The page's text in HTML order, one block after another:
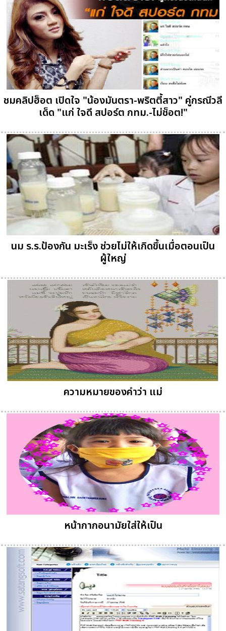
ชมคลิปฮ็อต เปิดใจ "น้องมันตรา-พริตตี้สาว" คู่กรณีวลี
เด็ด "แก่ ใจดี สปอร์ต กทม.-ไม่ช็อต!"
นม ร.ร.ป้องกัน มะเร็ง ช่วยไม่ให้เกิดขึ้นเมื่อตอนเป็น
ผู้ใหญ่
ความหมายของคำว่า แม่
หน้ากากอนามัยใส่ให้เป็น